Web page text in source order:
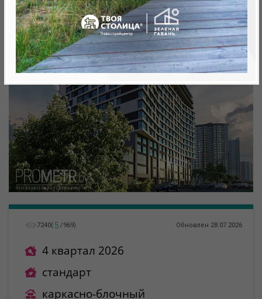
7240( 5 /969) Обновлен 28.07.2026
4 квартал 2026
стандарт
каркасно-блочный